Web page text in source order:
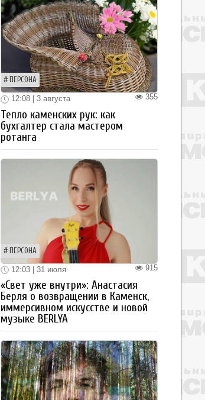
ПЕРСОНА
355
12:08 | 3 августа
Тепло каменских рук: как
бухгалтер стала мастером
ротанга
ПЕРСОНА
915
12:03 | 31 июля
«Свет уже внутри»: Анастасия
Берля о возвращении в Каменск,
иммерсивном искусстве и новой
музыке BERLYA